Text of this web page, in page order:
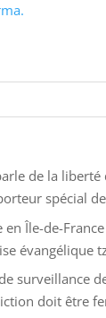
de la
spécial
en Île-de-
évangélique
surveillance
doit être